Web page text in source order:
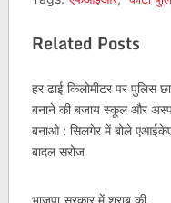
Related Posts
हर ढाई किलोमीटर पर पुलिस
बनाने की बजाय स्कूल और
बनाओ : सिलगेर में बोले
बादल सरोज
भाजपा सरकार में शराब की